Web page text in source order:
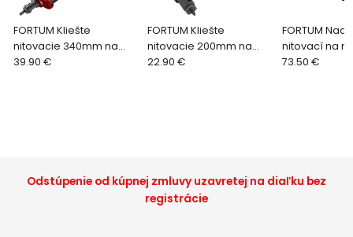
FORTUM Kliešte
nitovacie 340mm na
matice M3-M10 4770633
39.90 €
FORTUM Kliešte
nitovacie 200mm na
matice M3-M6 4770620
22.90 €
FORTUM
nitovací na
M12 4770664
73.50 €
Odstúpenie od kúpnej zmluvy uzavretej na diaľku bez
registrácie